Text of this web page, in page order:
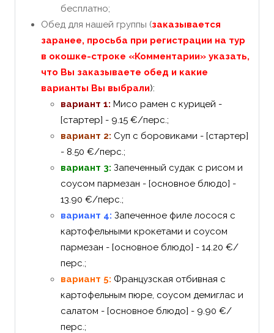
бесплатно;
Обед для нашей группы (заказывается
заранее, просьба при регистрации на тур
в окошке-строке «Комментарии» указать,
что Вы заказываете обед и какие
варианты Вы выбрали):
вариант 1: Мисо рамен с курицей -
[стартер] - 9.15 €/перс.;
вариант 2: Суп с боровиками - [стартер]
- 8.50 €/перс.;
вариант 3: Запеченный судак с рисом и
соусом пармезан - [основное блюдо] -
13.90 €/перс.;
вариант 4: Запеченное филе лосося с
картофельными крокетами и соусом
пармезан - [основное блюдо] - 14.20 €/
перс.;
вариант 5: Французская отбивная с
картофельным пюре, соусом демиглас и
салатом - [основное блюдо] - 9.90 €/
перс.;